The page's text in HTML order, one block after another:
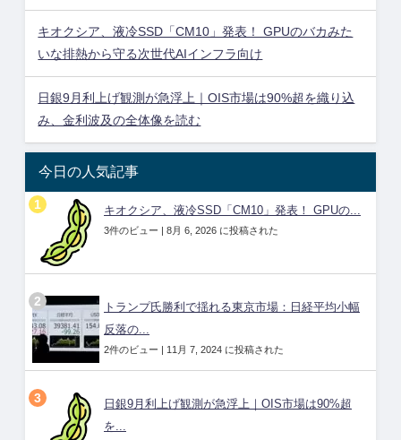
キオクシア、液冷SSD「CM10」発表！ GPUのバカみた
いな排熱から守る次世代AIインフラ向け
日銀9月利上げ観測が急浮上｜OIS市場は90%超を織り込
み、金利波及の全体像を読む
今日の人気記事
キオクシア、液冷SSD「CM10」発表！ GPUの...
3件のビュー | 8月 6, 2026 に投稿された
トランプ氏勝利で揺れる東京市場：日経平均小幅
反落の...
2件のビュー | 11月 7, 2024 に投稿された
日銀9月利上げ観測が急浮上｜OIS市場は90%超
を...